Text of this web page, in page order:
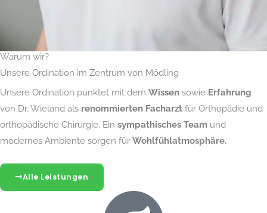
Warum wir?
Unsere Ordination im Zentrum von Mödling
Unsere Ordination punktet mit dem Wissen sowie Erfahrung
von Dr. Wieland als renommierten Facharzt für Orthopädie und
orthopädische Chirurgie. Ein sympathisches Team und
modernes Ambiente sorgen für Wohlfühlatmosphäre.
Alle Leistungen